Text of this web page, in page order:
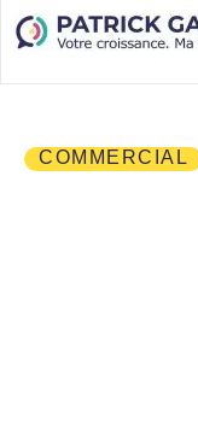
Comment ça marche
COMMERCIAL